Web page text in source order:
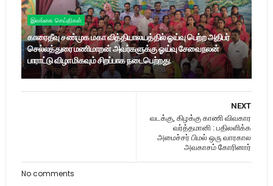
இலங்கை செய்திகள்
காரைதீவு சண்முக மகா வித்தியாலயத்தில் ஓய்வு பெற்ற அதிபர்
செல்லத்துரை மணிமாறன் அவர்களுக்கு ஓய்வு சேவைநலன்
பாராட்டு விழா மிகவும் சிறப்பாக நடைபெற்றது.
NEXT
வடக்கு, கிழக்கு காணி விவகார
வர்த்தமானி : பதிலளிக்க
அமைச்சர் பிமல் ஒரு வாரகால
அவகாசம் கோரினார்
No comments